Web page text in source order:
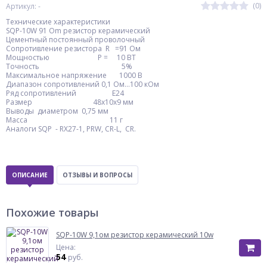
Артикул: -
(0)
Технические характеристики
SQP-10W 91 Om резистор керамический
Цементный постоянный проволочный
Сопротивление резистора R =91 Ом
Мощностью Р = 10 ВТ
Точность 5%
Максимальное напряжение 1000 В
Диапазон сопротивлений 0,1 Ом…100 кОм
Ряд сопротивлений Е24
Размер 48х10х9 мм
Выводы диаметром 0,75 мм
Масса 11 г
Аналоги SQP - RX27-1, PRW, CR-L, CR.
ОПИСАНИЕ ОТЗЫВЫ И ВОПРОСЫ
Похожие товары
SQP-10W 9,1ом резистор керамический 10w
Цена:
54 руб.